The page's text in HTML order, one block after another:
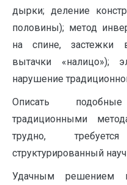
дырки; деление
половины); метод
на спине, застежки
вытачки «налицо»);
нарушение
Описать
традиционными
трудно,
структурированный
Удачным решением